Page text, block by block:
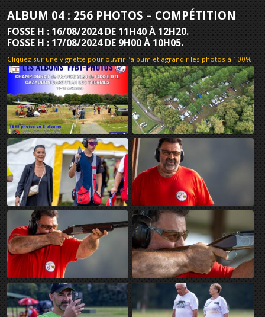
ALBUM 04 : 256 PHOTOS – COMPÉTITION
FOSSE H : 16/08/2024 DE 11H40 À 12H20.
FOSSE H : 17/08/2024 DE 9H00 À 10H05.
Cliquez sur une vignette pour ouvrir l’album et agrandir les photos à 100%.